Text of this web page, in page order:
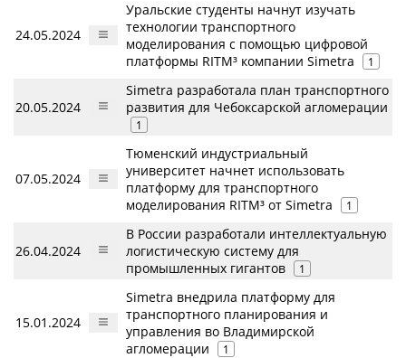
24.05.2024
Уральские студенты начнут изучать
технологии транспортного
моделирования с помощью цифровой
платформы RITM³ компании Simetra
1
20.05.2024
Simetra разработала план транспортного
развития для Чебоксарской агломерации
1
07.05.2024
Тюменский индустриальный
университет начнет использовать
платформу для транспортного
моделирования RITM³ от Simetra
1
26.04.2024
В России разработали интеллектуальную
логистическую систему для
промышленных гигантов
1
15.01.2024
Simetra внедрила платформу для
транспортного планирования и
управления во Владимирской
агломерации
1